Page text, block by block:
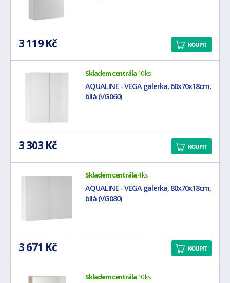
3 119 Kč KOUPIT
Skladem centrála10 ks
AQUALINE - VEGA galerka, 60x70x18cm,
bílá (VG060)
3 303 Kč KOUPIT
Skladem centrála4 ks
AQUALINE - VEGA galerka, 80x70x18cm,
bílá (VG080)
3 671 Kč KOUPIT
Skladem centrála10 ks